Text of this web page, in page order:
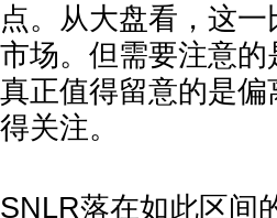
点。从大盘看，这
市场。但需要注意
真正值得留意的是
得关注。
SNLR落在如此区间